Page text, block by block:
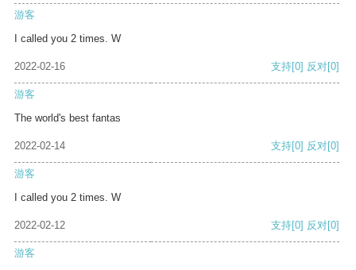
游客
I called you 2 times. W
2022-02-16 支持[0] 反对[0]
游客
The world's best fantas
2022-02-14 支持[0] 反对[0]
游客
I called you 2 times. W
2022-02-12 支持[0] 反对[0]
游客